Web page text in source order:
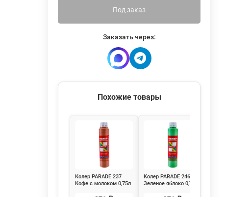
Под заказ
Заказать через:
Похожие товары
Колер PARADE 237
Кофе с молоком 0,75л
Колер PARADE 246
Зеленое яблоко 0,75л